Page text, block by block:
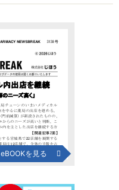
eBOOKを見る